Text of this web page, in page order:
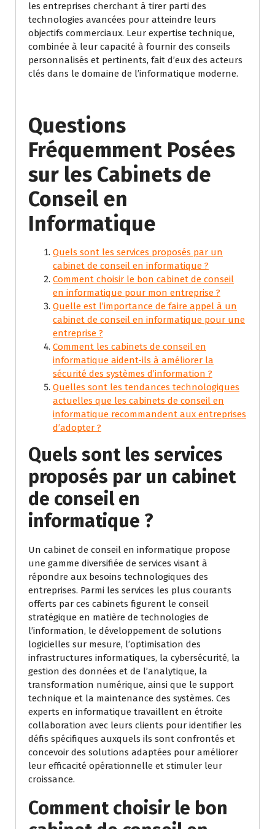
les entreprises cherchant à tirer parti des
technologies avancées pour atteindre leurs
objectifs commerciaux. Leur expertise technique,
combinée à leur capacité à fournir des conseils
personnalisés et pertinents, fait d’eux des acteurs
clés dans le domaine de l’informatique moderne.
Questions
Fréquemment Posées
sur les Cabinets de
Conseil en
Informatique
Quels sont les services proposés par un
cabinet de conseil en informatique ?
Comment choisir le bon cabinet de conseil
en informatique pour mon entreprise ?
Quelle est l’importance de faire appel à un
cabinet de conseil en informatique pour une
entreprise ?
Comment les cabinets de conseil en
informatique aident-ils à améliorer la
sécurité des systèmes d’information ?
Quelles sont les tendances technologiques
actuelles que les cabinets de conseil en
informatique recommandent aux entreprises
d’adopter ?
Quels sont les services
proposés par un cabinet
de conseil en
informatique ?
Un cabinet de conseil en informatique propose
une gamme diversifiée de services visant à
répondre aux besoins technologiques des
entreprises. Parmi les services les plus courants
offerts par ces cabinets figurent le conseil
stratégique en matière de technologies de
l’information, le développement de solutions
logicielles sur mesure, l’optimisation des
infrastructures informatiques, la cybersécurité, la
gestion des données et de l’analytique, la
transformation numérique, ainsi que le support
technique et la maintenance des systèmes. Ces
experts en informatique travaillent en étroite
collaboration avec leurs clients pour identifier les
défis spécifiques auxquels ils sont confrontés et
concevoir des solutions adaptées pour améliorer
leur efficacité opérationnelle et stimuler leur
croissance.
Comment choisir le bon